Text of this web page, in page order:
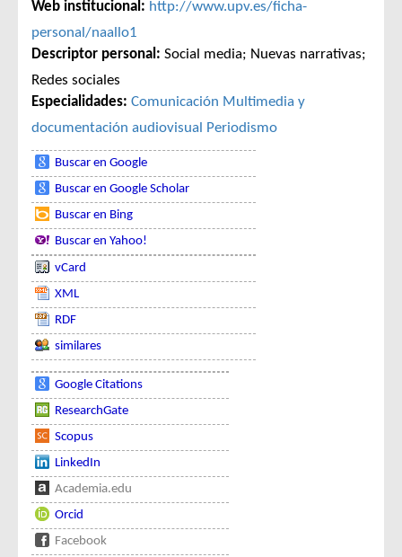
Web institucional: http://www.upv.es/ficha-
personal/naallo1
Descriptor personal: Social media; Nuevas narrativas;
Redes sociales
Especialidades: Comunicación Multimedia y
documentación audiovisual
Periodismo
Buscar en Google
Buscar en Google Scholar
Buscar en Bing
Buscar en Yahoo!
vCard
XML
RDF
similares
Google Citations
ResearchGate
Scopus
LinkedIn
Academia.edu
Orcid
Facebook